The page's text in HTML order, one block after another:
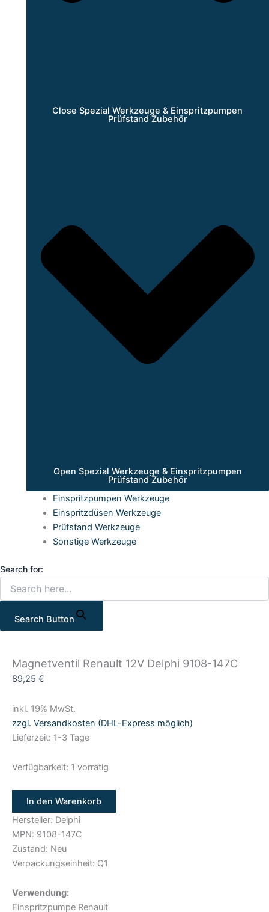
Close Spezial Werkzeuge & Einspritzpumpen
Prüfstand Zubehör
Open Spezial Werkzeuge & Einspritzpumpen
Prüfstand Zubehör
Einspritzpumpen Werkzeuge
Einspritzdüsen Werkzeuge
Prüfstand Werkzeuge
Sonstige Werkzeuge
Search for:
Search Button
Magnetventil Renault 12V Delphi 9108-147C
89,25 €
inkl. 19% MwSt.
zzgl. Versandkosten (DHL-Express möglich)
Lieferzeit: 1-3 Tage
Verfügbarkeit: 1 vorrätig
In den Warenkorb
Hersteller: Delphi
MPN: 9108-147C
Zustand: Neu
Verpackungseinheit: Q1
Verwendung:
Einspritzpumpe Renault